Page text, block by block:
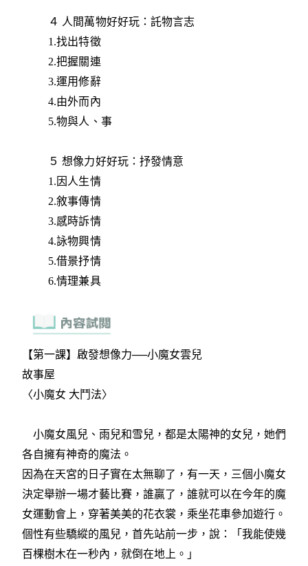
４ 人間萬物好好玩：託物言志
1.找出特徵
2.把握關連
3.運用修辭
4.由外而內
5.物與人、事
５ 想像力好好玩：抒發情意
1.因人生情
2.敘事傳情
3.感時訴情
4.詠物興情
5.借景抒情
6.情理兼具